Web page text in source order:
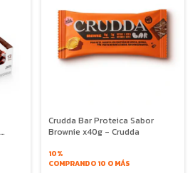
Crudda Bar Proteica Sabor
Brownie x40g - Crudda
10%
COMPRANDO 10 O MÁS